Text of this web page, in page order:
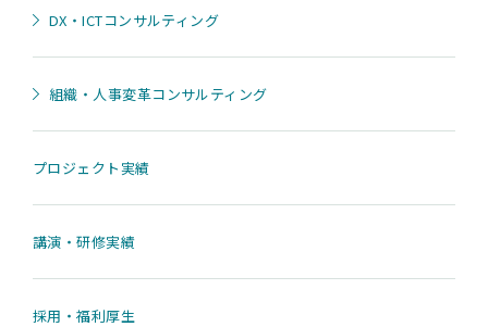
DX・ICTコンサルティング
組織・人事変革コンサルティング
プロジェクト実績
講演・研修実績
採用・福利厚生